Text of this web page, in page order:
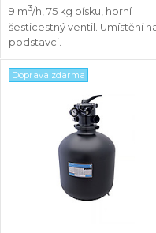
9 m3/h, 75 kg písku, horní
šesticestný ventil. Umístění
podstavci.
Doprava zdarma